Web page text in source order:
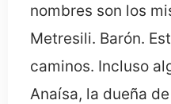
nombres son los
Metresili. Barón.
caminos. Incluso
Anaísa, la dueña